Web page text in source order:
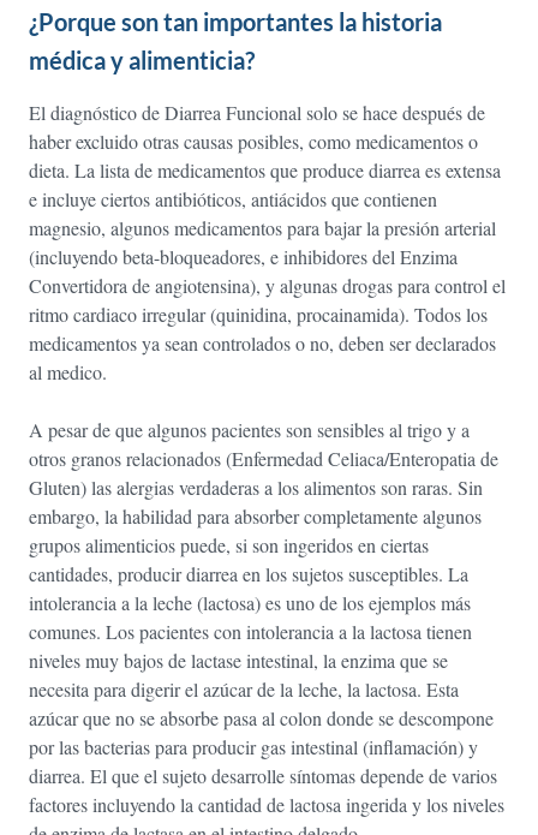
¿Porque son tan importantes la historia
médica y alimenticia?
El diagnóstico de Diarrea Funcional solo se hace después de
haber excluido otras causas posibles, como medicamentos o
dieta. La lista de medicamentos que produce diarrea es extensa
e incluye ciertos antibióticos, antiácidos que contienen
magnesio, algunos medicamentos para bajar la presión arterial
(incluyendo beta-bloqueadores, e inhibidores del Enzima
Convertidora de angiotensina), y algunas drogas para control el
ritmo cardiaco irregular (quinidina, procainamida). Todos los
medicamentos ya sean controlados o no, deben ser declarados
al medico.
A pesar de que algunos pacientes son sensibles al trigo y a
otros granos relacionados (Enfermedad Celiaca/Enteropatia de
Gluten) las alergias verdaderas a los alimentos son raras. Sin
embargo, la habilidad para absorber completamente algunos
grupos alimenticios puede, si son ingeridos en ciertas
cantidades, producir diarrea en los sujetos susceptibles. La
intolerancia a la leche (lactosa) es uno de los ejemplos más
comunes. Los pacientes con intolerancia a la lactosa tienen
niveles muy bajos de lactase intestinal, la enzima que se
necesita para digerir el azúcar de la leche, la lactosa. Esta
azúcar que no se absorbe pasa al colon donde se descompone
por las bacterias para producir gas intestinal (inflamación) y
diarrea. El que el sujeto desarrolle síntomas depende de varios
factores incluyendo la cantidad de lactosa ingerida y los niveles